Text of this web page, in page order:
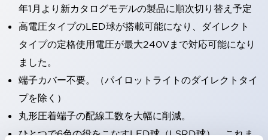
年1月より新カタログモデルの製品に順次切り替え予定
高電圧タイプのLED球が搭載可能になり、ダイレクト
タイプの定格使用電圧が最大240Vまで対応可能になり
ました。
端子カバー不要。（パイロットライトのダイレクトタイ
プを除く）
丸形圧着端子の配線工数を大幅に削減。
ひとつで6色の役をこなすLED球（LSRD球）。これま